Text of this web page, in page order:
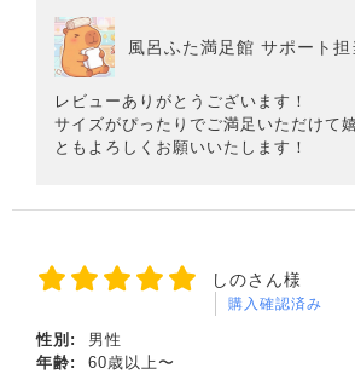
風呂ふた満足館 サポート担
レビューありがとうございます！
サイズがぴったりでご満足いただけて
ともよろしくお願いいたします！
しのさん様
購入確認済み
性別:
男性
年齢:
60歳以上〜